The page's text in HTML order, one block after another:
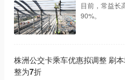
目前，常益长
90%。
株洲公交卡乘车优惠拟调整 刷
整为7折